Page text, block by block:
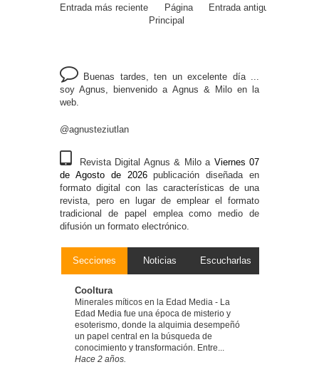
Entrada más reciente Entrada antigua
Página
Principal
Buenas tardes, ten un excelente día ...
soy Agnus, bienvenido a Agnus & Milo en la
web.
@agnusteziutlan
Revista Digital Agnus & Milo a Viernes 07
de Agosto de 2026publicación diseñada en
formato digital con las características de una
revista, pero en lugar de emplear el formato
tradicional de papel emplea como medio de
difusión un formato electrónico.
Secciones Noticias Escucharlas
Cooltura
Minerales míticos en la Edad Media - La
Edad Media fue una época de misterio y
esoterismo, donde la alquimia desempeñó
un papel central en la búsqueda de
conocimiento y transformación. Entre...
Hace 2 años.